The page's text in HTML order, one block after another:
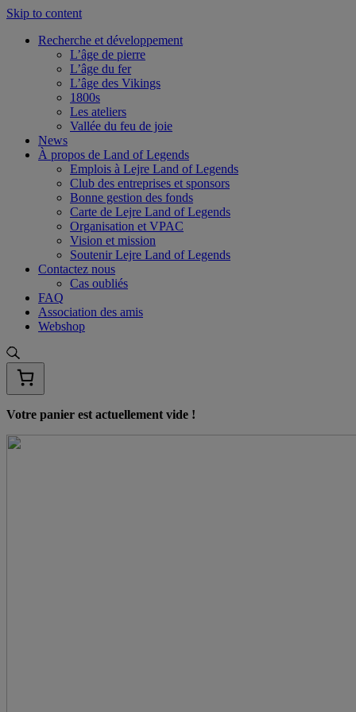
Skip to content
Recherche et développement
L’âge de pierre
L’âge du fer
L’âge des Vikings
1800s
Les ateliers
Vallée du feu de joie
News
À propos de Land of Legends
Emplois à Lejre Land of Legends
Club des entreprises et sponsors
Bonne gestion des fonds
Carte de Lejre Land of Legends
Organisation et VPAC
Vision et mission
Soutenir Lejre Land of Legends
Contactez nous
Cas oubliés
FAQ
Association des amis
Webshop
Votre panier est actuellement vide !